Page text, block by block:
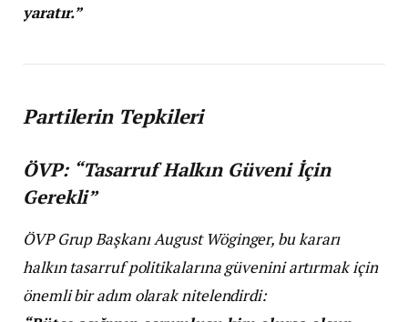
yaratır.”
Partilerin Tepkileri
ÖVP:“Tasarruf Halkın Güveni İçin
Gerekli”
ÖVP Grup Başkanı August Wöginger, bu kararı
halkın tasarruf politikalarına güvenini artırmak için
önemli bir adım olarak nitelendirdi: